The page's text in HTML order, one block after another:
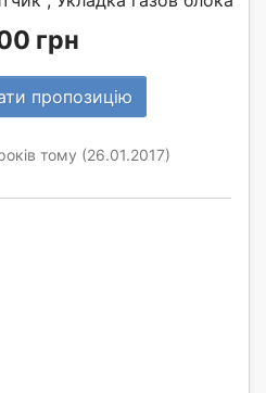
грн
пропозицію
тому (26.01.2017)